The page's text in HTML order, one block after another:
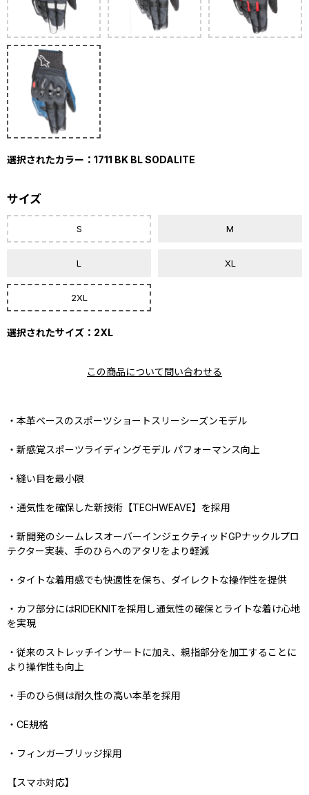
選択されたカラー：1711 BK BL SODALITE
サイズ
S M
L XL
2XL
選択されたサイズ：2XL
この商品について問い合わせる
・本革ベースのスポーツショートスリーシーズンモデル
・新感覚スポーツライディングモデル パフォーマンス向上
・縫い目を最小限
・通気性を確保した新技術【TECHWEAVE】を採用
・新開発のシームレスオーバーインジェクティッドGPナックルプロ
テクター実装、手のひらへのアタリをより軽減
・タイトな着用感でも快適性を保ち、ダイレクトな操作性を提供
・カフ部分にはRIDEKNITを採用し通気性の確保とライトな着け心地
を実現
・従来のストレッチインサートに加え、親指部分を加工することに
より操作性も向上
・手のひら側は耐久性の高い本革を採用
・CE規格
・フィンガーブリッジ採用
【スマホ対応】